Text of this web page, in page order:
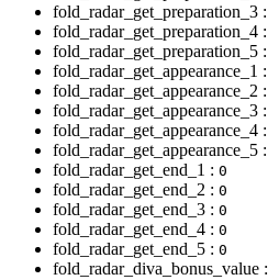
fold_radar_get_preparation_3 :
fold_radar_get_preparation_4 :
fold_radar_get_preparation_5 :
fold_radar_get_appearance_1 :
fold_radar_get_appearance_2 :
fold_radar_get_appearance_3 :
fold_radar_get_appearance_4 :
fold_radar_get_appearance_5 :
fold_radar_get_end_1 : 0
fold_radar_get_end_2 : 0
fold_radar_get_end_3 : 0
fold_radar_get_end_4 : 0
fold_radar_get_end_5 : 0
fold_radar_diva_bonus_value :